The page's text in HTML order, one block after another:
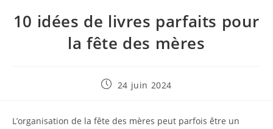
10 idées de livres parfaits pour
la fête des mères
Publication
24 juin 2024
L’organisation de la fête des mères peut parfois être un